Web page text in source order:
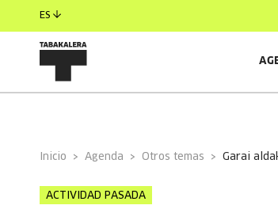
ES
Inicio Agenda Otros temas garai
ACTIVIDAD PASADA